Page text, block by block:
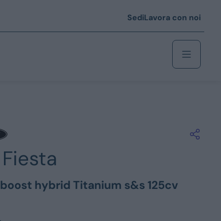
SediLavora con noi
€ 35.000
Monovolume
Fiesta
hybrid Titanium s&s 125cv